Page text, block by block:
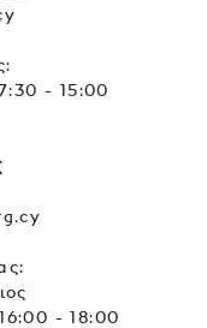
- 15:00
- 18:00